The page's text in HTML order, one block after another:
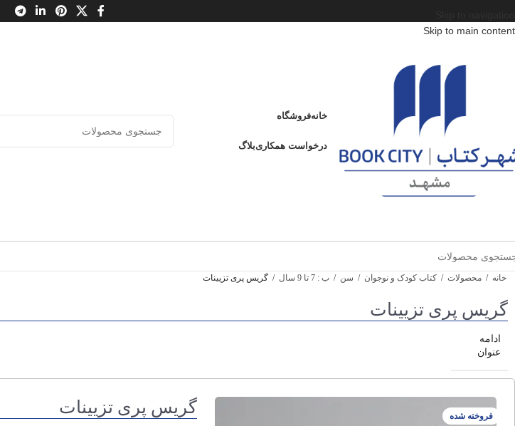
Skip to main content
خانهفروشگاه
درخواست همکاریبلاگ
خانه / محصولات / کتاب کودک و نوجوان / سن / ب : 7 تا 9 سال / گریس پری تزیینات
گریس پری تزیینات
ادامه
عنوان
فروخته شده گریس پری تزیینات